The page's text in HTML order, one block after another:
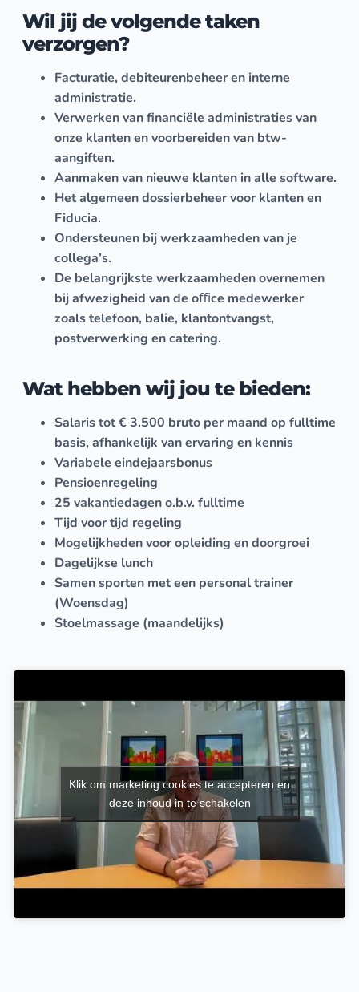
Wil jij de volgende taken
verzorgen?
Facturatie, debiteurenbeheer en interne
administratie.
Verwerken van financiële administraties van
onze klanten en voorbereiden van btw-
aangiften.
Aanmaken van nieuwe klanten in alle software.
Het algemeen dossierbeheer voor klanten en
Fiducia.
Ondersteunen bij werkzaamheden van je
collega’s.
De belangrijkste werkzaamheden overnemen
bij afwezigheid van de oﬃce medewerker
zoals telefoon, balie, klantontvangst,
postverwerking en catering.
Wat hebben wij jou te bieden:
Salaris tot € 3.500 bruto per maand op fulltime
basis, afhankelijk van ervaring en kennis
Variabele eindejaarsbonus
Pensioenregeling
25 vakantiedagen o.b.v. fulltime
Tijd voor tijd regeling
Mogelijkheden voor opleiding en doorgroei
Dagelijkse lunch
Samen sporten met een personal trainer
(Woensdag)
Stoelmassage (maandelijks)
Klik om marketing cookies te accepteren en
deze inhoud in te schakelen